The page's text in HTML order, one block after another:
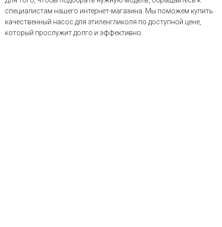
специалистам нашего интернет-магазина. Мы поможем купить
качественный насос для этиленгликоля по доступной цене,
который прослужит долго и эффективно.